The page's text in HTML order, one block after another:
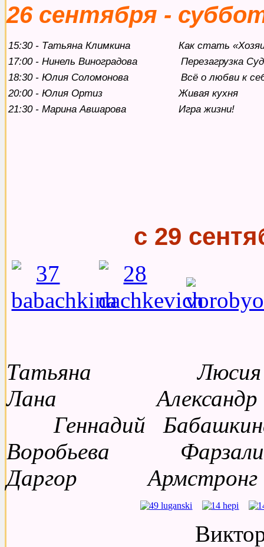
26 сентября -
15:30 - Татьяна Климкина
Как стать
17:00 - Нинель Виноградова
Перезагрузка
18:30 - Юлия Соломонова
Всё о любви к
20:00 - Юлия Ортиз
Живая кухня
21:30 - Марина Авшарова
Игра жизни!
с 29
Татьяна
Лана
Геннадий
Воробьева
Даргор